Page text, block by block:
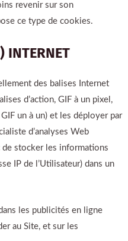
revenir sur son
ce type de cookies.
INTERNET
des balises Internet
d’action, GIF à un pixel,
un à un) et les déployer par
d’analyses Web
stocker les informations
IP de l’Utilisateur) dans un
les publicités en ligne
au Site, et sur les